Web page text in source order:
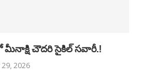
చౌదరి సైకిల్ సవారీ.!
29, 2026